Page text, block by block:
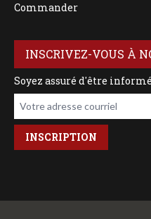
Commander
INSCRIVEZ-VOUS À
Soyez assuré d'être
Votre adresse courriel